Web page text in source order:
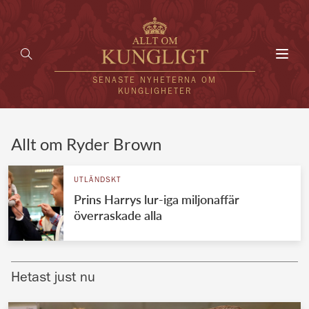
SENASTE NYHETERNA OM
KUNGLIGHETER
UTLÄNDSKT
VÄRLDENS KUNGAHUS
Allt om Ryder Brown
UTLÄNDSKT
Prins Harrys lur-iga miljonaffär
överraskade alla
Hetast just nu